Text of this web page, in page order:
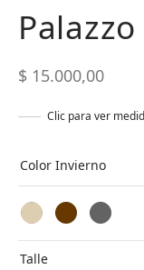
$ 15.000,00
Clic para ver
Color Invierno
Talle